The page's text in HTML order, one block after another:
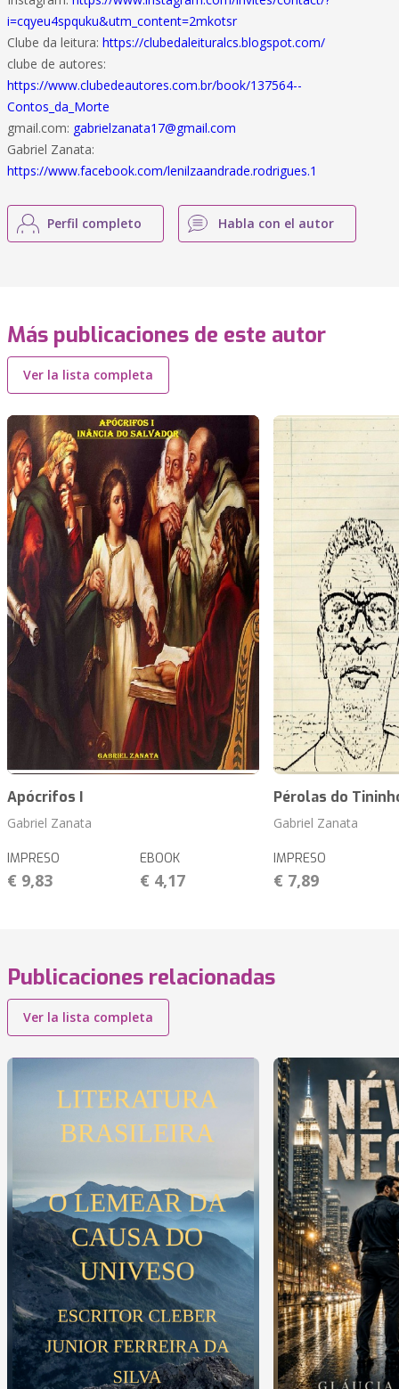
i=cqyeu4spquku&utm_content=2mkotsr
Clube da leitura: https://clubedaleituralcs.blogspot.com/
clube de autores:
https://www.clubedeautores.com.br/book/137564--
Contos_da_Morte
gmail.com: gabrielzanata17@gmail.com
Gabriel Zanata:
https://www.facebook.com/lenilzaandrade.rodrigues.1
Perfil completo Habla con el autor
Más publicaciones de este autor
Ver la lista completa
Apócrifos I
Gabriel Zanata
IMPRESO
€ 9,83
EBOOK
€ 4,17
Pérolas do
Gabriel Zanata
IMPRESO
€ 7,89
Publicaciones relacionadas
Ver la lista completa